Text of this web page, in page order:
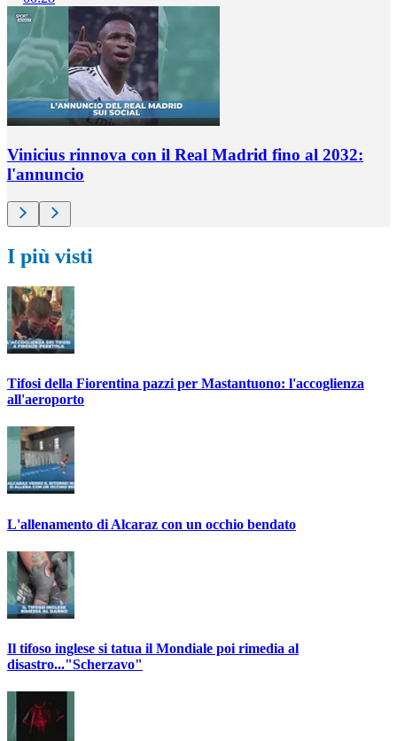
Vinicius rinnova con il Real Madrid fino al 2032:
l'annuncio
I più visti
Tifosi della Fiorentina pazzi per Mastantuono: l'accoglienza
all'aeroporto
L'allenamento di Alcaraz con un occhio bendato
Il tifoso inglese si tatua il Mondiale poi rimedia al
disastro..."Scherzavo"